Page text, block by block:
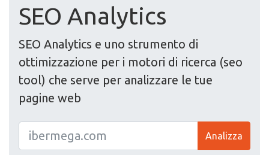
SEO Analytics
SEO Analytics e uno strumento di
ottimizzazione per i motori di ricerca (seo
tool) che serve per analizzare le tue
pagine web
Analizza